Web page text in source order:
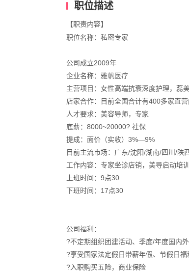
职位描述
【职责内容】
职位名称：私密专家
公司成立2009年
企业名称：雅帆医疗
主营项目：女性高端抗衰深度护理，蕊
店家合作：目前全国合计有400多家直
人才要求：美容导师，专家
底薪：8000~20000? 社保
提成：面价（实收）3%—9%
目前主流市场：广东/沈阳/湖南/四川/陕
工作内容：专家坐诊店销，美导启动培
上班时间：9点30
下班时间：17点30
公司福利：
?不定期组织团建活动、季度/年度国内
?享受国家法定假日带薪年假、节假日福
?入职购买五险，商业保险